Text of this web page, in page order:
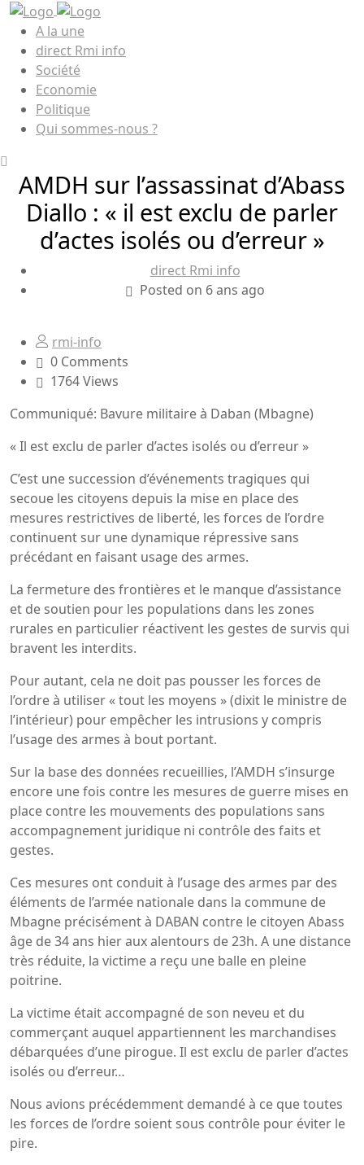
A la une
direct Rmi info
Société
Economie
Politique
Qui sommes-nous ?
AMDH sur l’assassinat d’Abass
Diallo : « il est exclu de parler
d’actes isolés ou d’erreur »
direct Rmi info
Posted on 6 ans ago
rmi-info
0 Comments
1764 Views
Communiqué: Bavure militaire à Daban (Mbagne)
« Il est exclu de parler d’actes isolés ou d’erreur »
C’est une succession d’événements tragiques qui
secoue les citoyens depuis la mise en place des
mesures restrictives de liberté, les forces de l’ordre
continuent sur une dynamique répressive sans
précédant en faisant usage des armes.
La fermeture des frontières et le manque d’assistance
et de soutien pour les populations dans les zones
rurales en particulier réactivent les gestes de survis qui
bravent les interdits.
Pour autant, cela ne doit pas pousser les forces de
l’ordre à utiliser « tout les moyens » (dixit le ministre de
l’intérieur) pour empêcher les intrusions y compris
l’usage des armes à bout portant.
Sur la base des données recueillies, l’AMDH s’insurge
encore une fois contre les mesures de guerre mises en
place contre les mouvements des populations sans
accompagnement juridique ni contrôle des faits et
gestes.
Ces mesures ont conduit à l’usage des armes par des
éléments de l’armée nationale dans la commune de
Mbagne précisément à DABAN contre le citoyen Abass
âge de 34 ans hier aux alentours de 23h. A une distance
très réduite, la victime a reçu une balle en pleine
poitrine.
La victime était accompagné de son neveu et du
commerçant auquel appartiennent les marchandises
débarquées d’une pirogue. Il est exclu de parler d’actes
isolés ou d’erreur…
Nous avions précédemment demandé à ce que toutes
les forces de l’ordre soient sous contrôle pour éviter le
pire.